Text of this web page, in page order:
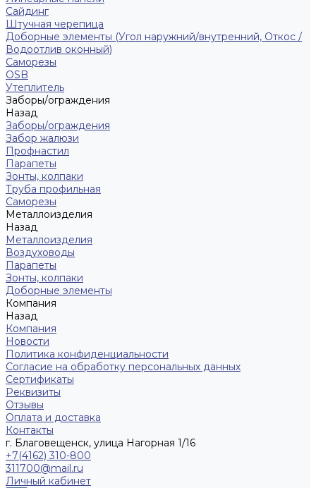
Сайдинг
Штучная черепица
Доборные элементы (Угол наружний/внутренний, Откос /
Водоотлив оконный)
Саморезы
OSB
Утеплитель
Заборы/ограждения
Назад
Заборы/ограждения
Забор жалюзи
Профнастил
Парапеты
Зонты, колпаки
Труба профильная
Саморезы
Металлоизделия
Назад
Металлоизделия
Воздуховоды
Парапеты
Зонты, колпаки
Доборные элементы
Компания
Назад
Компания
Новости
Политика конфиденциальности
Согласие на обработку персональных данных
Сертификаты
Реквизиты
Отзывы
Оплата и доставка
Контакты
г. Благовещенск, улица Нагорная 1/16
+7(4162) 310-800
311700@mail.ru
Личный кабинет